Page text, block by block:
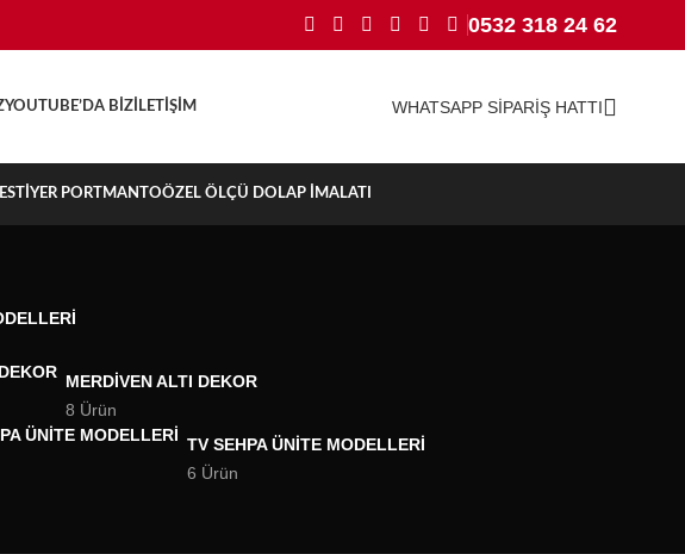
0532 318 24 62
YOUTUBE’DA BIZİLETIŞIM WHATSAPP SİPARİŞ HATTI
PORTMANTOÖZEL ÖLÇÜ DOLAP İMALATI
MERDIVEN ALTI DEKOR
8 Ürün
TV SEHPA ÜNITE MODELLERI
6 Ürün